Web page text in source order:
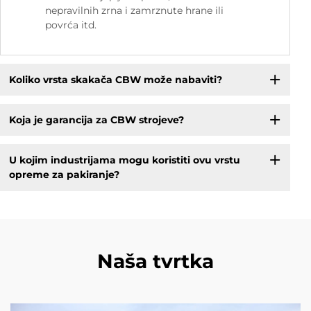
nepravilnih zrna i zamrznute hrane ili
povrća itd.
Koliko vrsta skakača CBW može nabaviti?
Koja je garancija za CBW strojeve?
U kojim industrijama mogu koristiti ovu vrstu
opreme za pakiranje?
Naša tvrtka